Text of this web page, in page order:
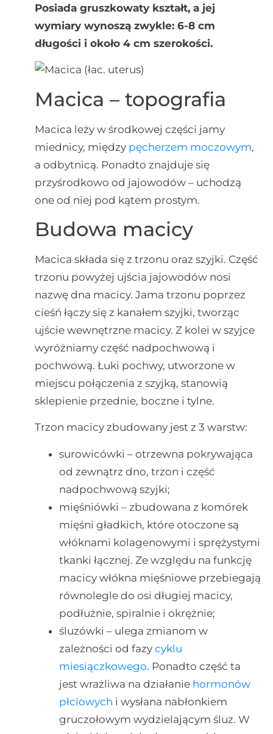
Posiada gruszkowaty kształt, a jej
wymiary wynoszą zwykle: 6-8 cm
długości i około 4 cm szerokości.
Macica – topografia
Macica leży w środkowej części jamy
miednicy, między pęcherzem moczowym,
a odbytnicą. Ponadto znajduje się
przyśrodkowo od jajowodów – uchodzą
one od niej pod kątem prostym.
Budowa macicy
Macica składa się z trzonu oraz szyjki. Część
trzonu powyżej ujścia jajowodów nosi
nazwę dna macicy. Jama trzonu poprzez
cieśń łączy się z kanałem szyjki, tworząc
ujście wewnętrzne macicy. Z kolei w szyjce
wyróżniamy część nadpochwową i
pochwową. Łuki pochwy, utworzone w
miejscu połączenia z szyjką, stanowią
sklepienie przednie, boczne i tylne.
Trzon macicy zbudowany jest z 3 warstw:
surowicówki – otrzewna pokrywająca
od zewnątrz dno, trzon i część
nadpochwową szyjki;
mięśniówki – zbudowana z komórek
mięśni gładkich, które otoczone są
włóknami kolagenowymi i sprężystymi
tkanki łącznej. Ze względu na funkcję
macicy włókna mięśniowe przebiegają
równolegle do osi długiej macicy,
podłużnie, spiralnie i okrężnie;
śluzówki – ulega zmianom w
zależności od fazy cyklu
miesiączkowego. Ponadto część ta
jest wrażliwa na działanie hormonów
płciowych i wysłana nabłonkiem
gruczołowym wydzielającym śluz. W